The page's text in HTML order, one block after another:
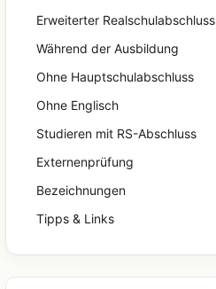
Erweiterter Realschulabschluss
Während der Ausbildung
Ohne Hauptschulabschluss
Ohne Englisch
Studieren mit RS-Abschluss
Externenprüfung
Bezeichnungen
Tipps & Links